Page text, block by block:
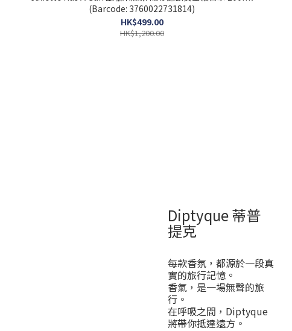
(Barcode: 3760022731814)
HK$499.00
HK$1,200.00
Diptyque 蒂普
提克
每款香氛，都源於一段真
實的旅行記憶。
香氣，是一場無聲的旅
行。
在呼吸之間，Diptyque
將帶你抵達遠方。